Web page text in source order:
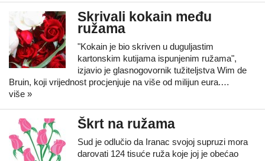
Skrivali kokain među
ružama
"Kokain je bio skriven u duguljastim
kartonskim kutijama ispunjenim ružama",
izjavio je glasnogovornik tužiteljstva Wim de
Bruin, koji vrijednost procjenjuje na više od milijun eura.…
više »
Škrt na ružama
Sud je odlučio da Iranac svojoj supruzi mora
darovati 124 tisuće ruža koje joj je obećao